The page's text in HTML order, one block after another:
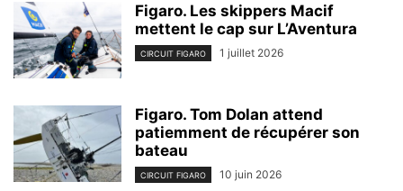
Figaro. Les skippers Macif
mettent le cap sur L’Aventura
CIRCUIT FIGARO 1 juillet 2026
Figaro. Tom Dolan attend
patiemment de récupérer son
bateau
CIRCUIT FIGARO 10 juin 2026